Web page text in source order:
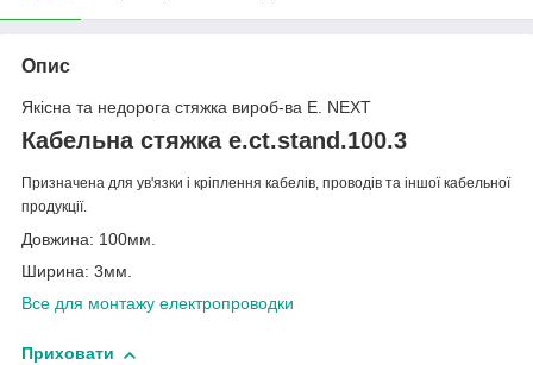
Опис
Якісна та недорога стяжка вироб-ва E. NEXT
Кабельна стяжка e.ct.stand.100.3
Призначена для ув'язки і кріплення кабелів, проводів та іншої кабельної
продукції.
Довжина: 100мм.
Ширина: 3мм.
Все для монтажу електропроводки
Приховати